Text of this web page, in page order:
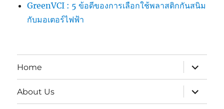
GreenVCI : 5 ข้อดีของการเลือกใช้พลาสติกกันสนิม
กับมอเตอร์ไฟฟ้า
Home
expand
child
menu
About Us
expand
child
menu